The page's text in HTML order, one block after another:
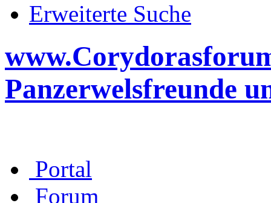
Erweiterte Suche
Panzerwelsfreunde
Portal
Forum